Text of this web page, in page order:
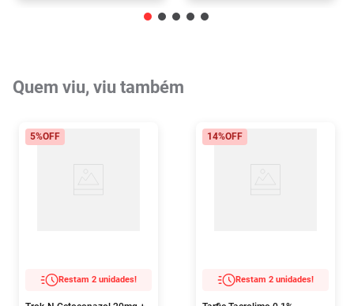
Quem viu, viu também
5%OFF
Restam 2 unidades!
14%OFF
Restam 2 unidades!